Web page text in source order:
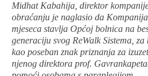
Midhat Kabahija, direktor
obraćanju je naglasio da
mjeseca stavlja Općoj bolnica na
generaciju svog ReWalk Sistema,
kao poseban znak priznanja za
njenog direktora prof.